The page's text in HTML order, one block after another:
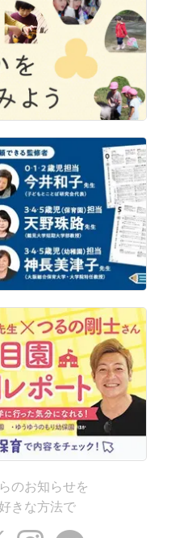
のお知らせを
きな方法で